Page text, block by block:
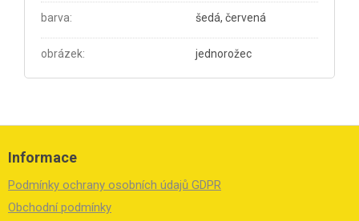
barva: šedá, červená
obrázek: jednorožec
Z
Informace
Podmínky ochrany osobních údajů GDPR
Obchodní podmínky